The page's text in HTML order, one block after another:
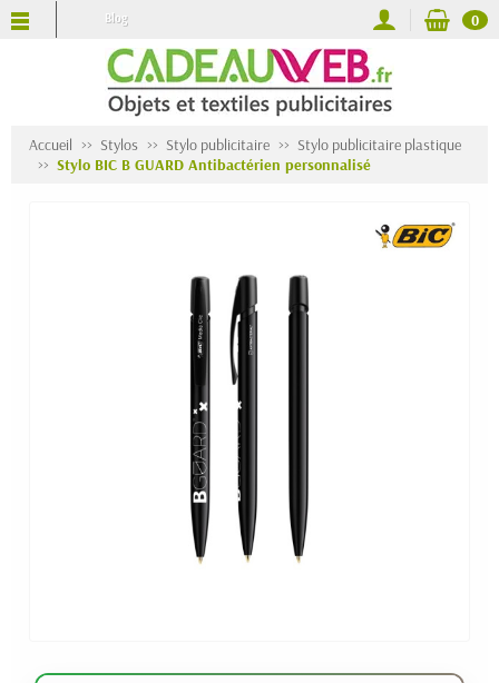
Blog 0
Accueil Stylos Stylo publicitaire
Stylo publicitaire plastique
Stylo BIC B GUARD Antibactérien personnalisé